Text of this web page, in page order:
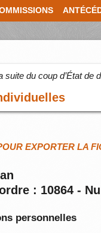
suite du coup d’État de
EXPORTER LA
: 10864 -
personnelles